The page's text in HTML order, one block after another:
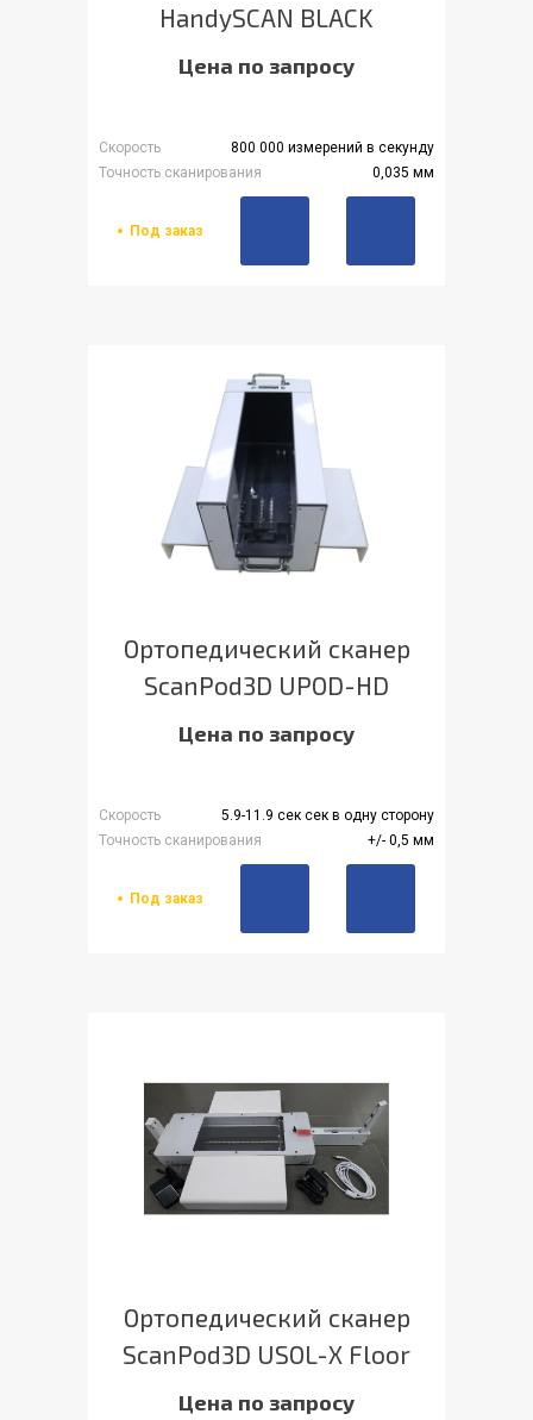
HandySCAN BLACK
Цена по запросу
Скорость
800 000 измерений в секунду
Точность сканирования
0,035 мм
Под заказ
Ортопедический сканер
ScanPod3D UPOD-HD
Цена по запросу
Скорость
5.9-11.9 сек сек в одну сторону
Точность сканирования
+/- 0,5 мм
Под заказ
Ортопедический сканер
ScanPod3D USOL-X Floor
Цена по запросу